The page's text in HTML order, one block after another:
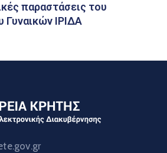
παραστάσεις του
Γυναικών ΙΡΙΔΑ